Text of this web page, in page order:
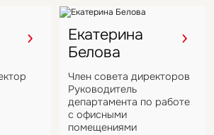
Екатерина
Белова
Член совета директоров
Руководитель
департамента по работе
с офисными
помещениями